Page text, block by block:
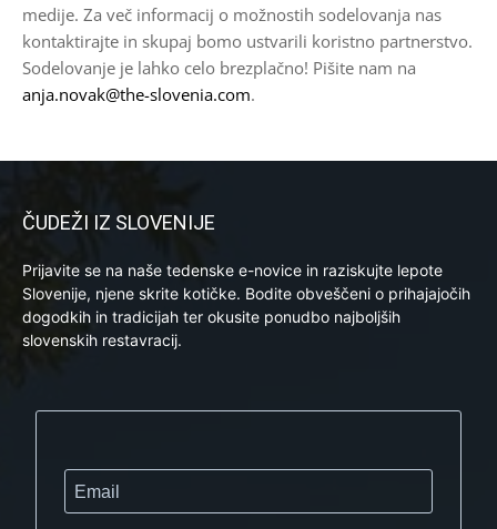
medije. Za več informacij o možnostih sodelovanja nas
kontaktirajte in skupaj bomo ustvarili koristno partnerstvo.
Sodelovanje je lahko celo brezplačno! Pišite nam na
anja.novak@the-slovenia.com.
ČUDEŽI IZ SLOVENIJE
Prijavite se na naše tedenske e-novice in raziskujte lepote
Slovenije, njene skrite kotičke. Bodite obveščeni o prihajajočih
dogodkih in tradicijah ter okusite ponudbo najboljših
slovenskih restavracij.